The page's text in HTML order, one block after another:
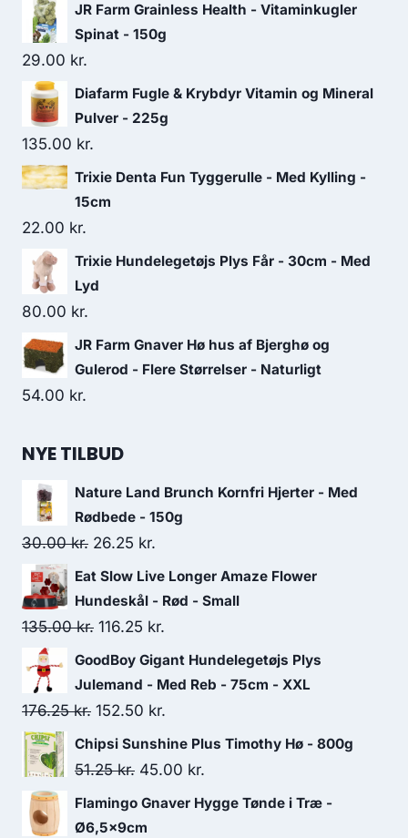
JR Farm Grainless Health - Vitaminkugler
Spinat - 150g
29.00 kr.
Diafarm Fugle & Krybdyr Vitamin og Mineral
Pulver - 225g
135.00 kr.
Trixie Denta Fun Tyggerulle - Med Kylling -
15cm
22.00 kr.
Trixie Hundelegetøjs Plys Får - 30cm - Med
Lyd
80.00 kr.
JR Farm Gnaver Hø hus af Bjerghø og
Gulerod - Flere Størrelser - Naturligt
54.00 kr.
NYE TILBUD
Nature Land Brunch Kornfri Hjerter - Med
Rødbede - 150g
30.00kr. Den
oprindelige
pris
var:
30.00 kr..
26.25 kr.
aktuelle
pris
er:
26.25 kr..
Eat Slow Live Longer Amaze Flower
Hundeskål - Rød - Small
135.00kr. Den
oprindelige
pris
var:
135.00 kr..
116.25 kr.
aktuelle
pris
116.25 kr..
GoodBoy Gigant Hundelegetøjs Plys
Julemand - Med Reb - 75cm - XXL
176.25kr. Den
oprindelige
pris
176.25 kr..
152.50 kr.
aktuelle
pris
Chipsi Sunshine Plus Timothy Hø - 800g
51.25kr. Den
oprindelige
pris
45.00 kr.
aktuelle
Flamingo Gnaver Hygge Tønde i Træ -
Ø6,5x9cm